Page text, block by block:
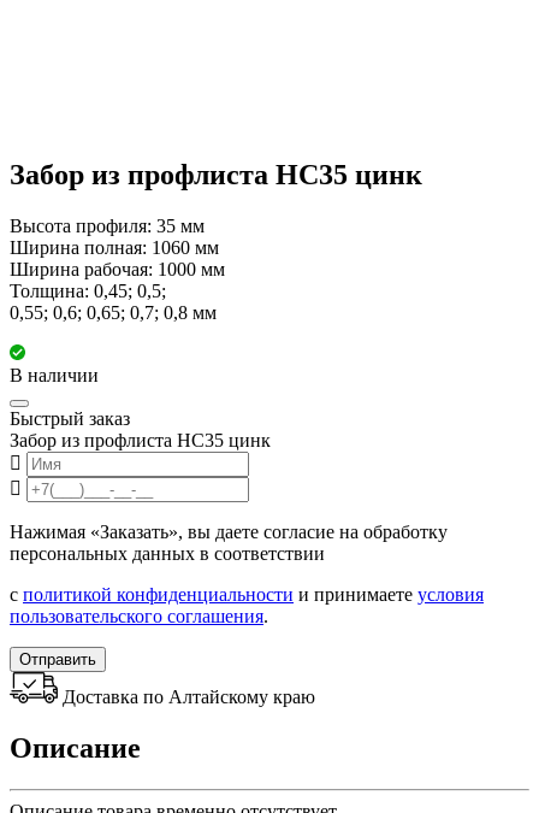
Забор из профлиста НС35 цинк
Высота профиля: 35 мм
Ширина полная: 1060 мм
Ширина рабочая: 1000 мм
Толщина: 0,45; 0,5;
0,55; 0,6; 0,65; 0,7; 0,8 мм
В наличии
Быстрый заказ
Забор из профлиста НС35 цинк
Нажимая «Заказать», вы даете согласие на обработку
персональных данных в соответствии
с политикой конфиденциальности и принимаете условия
пользовательского соглашения.
Отправить
Доставка по Алтайскому краю
Описание